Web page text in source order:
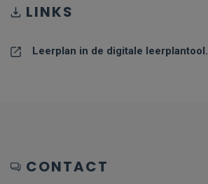
LINKS
Leerplan in de digitale leerplantool.
CONTACT